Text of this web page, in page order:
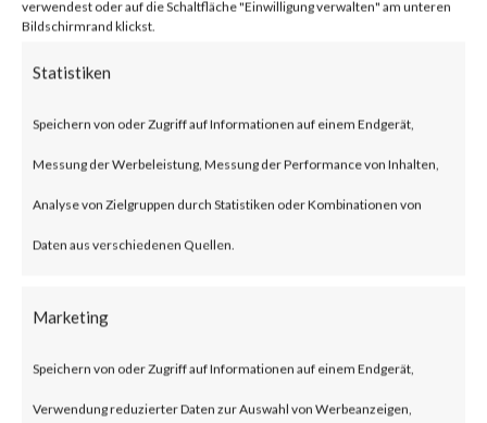
verwendest oder auf die Schaltfläche "Einwilligung verwalten" am unteren
Bildschirmrand klickst.
Statistiken
Speichern von oder Zugriff auf Informationen auf einem Endgerät,
Messung der Werbeleistung, Messung der Performance von Inhalten,
Analyse von Zielgruppen durch Statistiken oder Kombinationen von
Daten aus verschiedenen Quellen.
Marketing
Speichern von oder Zugriff auf Informationen auf einem Endgerät,
Verwendung reduzierter Daten zur Auswahl von Werbeanzeigen,
What is the Attack?
On June 11, 2023, Microsoft
released an advisory and a blog
for a new Office and Windows
HTML Remote Code Execution
(RCE) vulnerability that was
Storm-0978 threat actor in
attacks against defense and
government agencies in Europe